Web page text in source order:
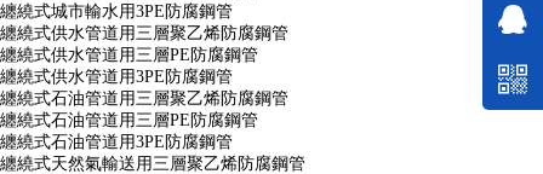
纏繞式城市輸水用3PE防腐鋼管
纏繞式供水管道用三層聚乙烯防腐鋼管
纏繞式供水管道用三層PE防腐鋼管
纏繞式供水管道用3PE防腐鋼管
纏繞式石油管道用三層聚乙烯防腐鋼管
纏繞式石油管道用三層PE防腐鋼管
纏繞式石油管道用3PE防腐鋼管
纏繞式天然氣輸送用三層聚乙烯防腐鋼管